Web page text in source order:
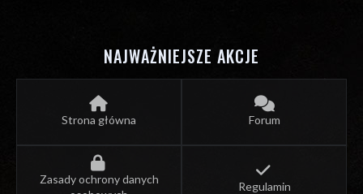
NAJWAŻNIEJSZE AKCJE
Strona główna Forum
Zasady ochrony danych
Regulamin